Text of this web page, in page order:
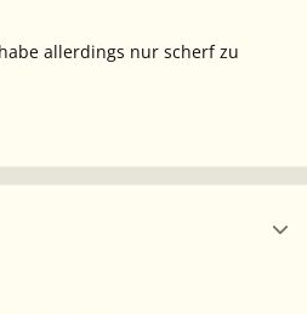
allerdings nur scherf zu